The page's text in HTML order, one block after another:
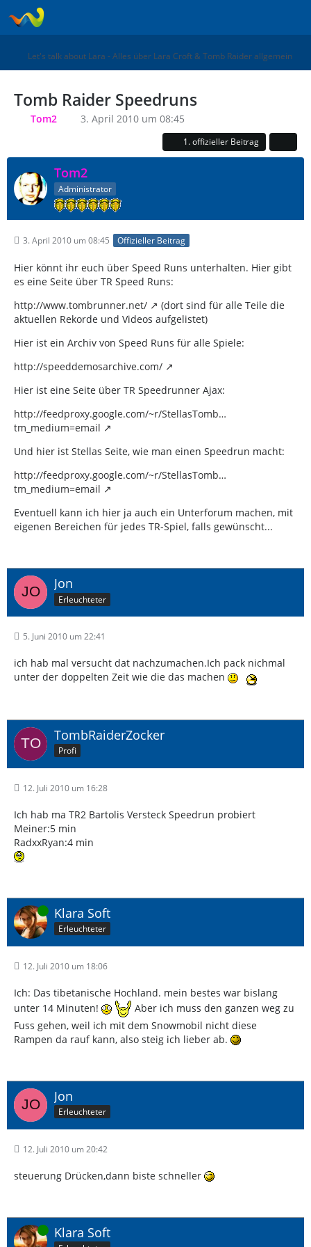
Let's talk about Lara - Alles über Lara Croft & Tomb Raider allgemein
Tomb Raider Speedruns
Tom2 3. April 2010 um 08:45
1. offizieller Beitrag
Tom2
Administrator
3. April 2010 um 08:45 Offizieller Beitrag
Hier könnt ihr euch über Speed Runs unterhalten. Hier gibt
es eine Seite über TR Speed Runs:
http://www.tombrunner.net/
(dort sind für alle Teile die
aktuellen Rekorde und Videos aufgelistet)
Hier ist ein Archiv von Speed Runs für alle Spiele:
http://speeddemosarchive.com/
Hier ist eine Seite über TR Speedrunner Ajax:
http://feedproxy.google.com/~r/StellasTomb…
tm_medium=email
Und hier ist Stellas Seite, wie man einen Speedrun macht:
http://feedproxy.google.com/~r/StellasTomb…
tm_medium=email
Eventuell kann ich hier ja auch ein Unterforum machen, mit
eigenen Bereichen für jedes TR-Spiel, falls gewünscht...
Jon
Erleuchteter
5. Juni 2010 um 22:41
ich hab mal versucht dat nachzumachen.Ich pack nichmal
unter der doppelten Zeit wie die das machen
TombRaiderZocker
Profi
12. Juli 2010 um 16:28
Ich hab ma TR2 Bartolis Versteck Speedrun probiert
Meiner:5 min
RadxxRyan:4 min
Online Klara Soft
Erleuchteter
12. Juli 2010 um 18:06
Ich: Das tibetanische Hochland. mein bestes war bislang
unter 14 Minuten!
Aber ich muss den ganzen weg zu
Fuss gehen, weil ich mit dem Snowmobil nicht diese
Rampen da rauf kann, also steig ich lieber ab.
Jon
Erleuchteter
12. Juli 2010 um 20:42
steuerung Drücken,dann biste schneller
Online Klara Soft